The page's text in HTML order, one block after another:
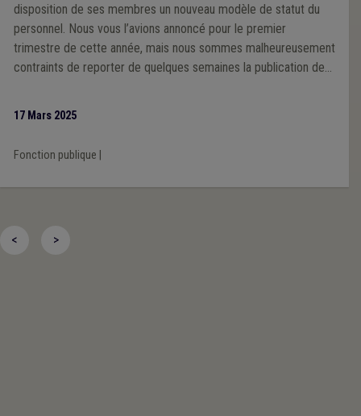
disposition de ses membres un nouveau modèle de statut du
personnel. Nous vous l’avions annoncé pour le premier
trimestre de cette année, mais nous sommes malheureusement
contraints de reporter de quelques semaines la publication de
17 Mars 2025
Fonction publique
< >